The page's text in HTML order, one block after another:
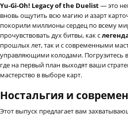
Yu-Gi-Oh! Legacy of the Duelist— это
вновь ощутить всю магию и азарт
покорили миллионы сердец по всему
прочувствовать дух битвы, как с
прошлых лет, так и с современными
управляющими колодами. Погрузитесь
где на первый план выходят ваши
мастерство в выборе карт.
Ностальгия и
Этот выпуск предлагает вам